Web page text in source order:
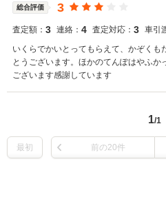
総合評価 3
査定額： 3 連絡： 4 査定対応： 3 車引
いくらでかいとってもらえて、かぞく
とうございます。ほかのてんぽはやふか
ございます感謝しています
1/1
最初 前の20件